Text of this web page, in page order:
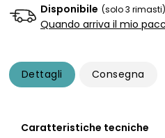
Disponibile (solo 3 rimasti)
Quando arriva il mio
Dettagli Consegna
Caratteristiche tecniche